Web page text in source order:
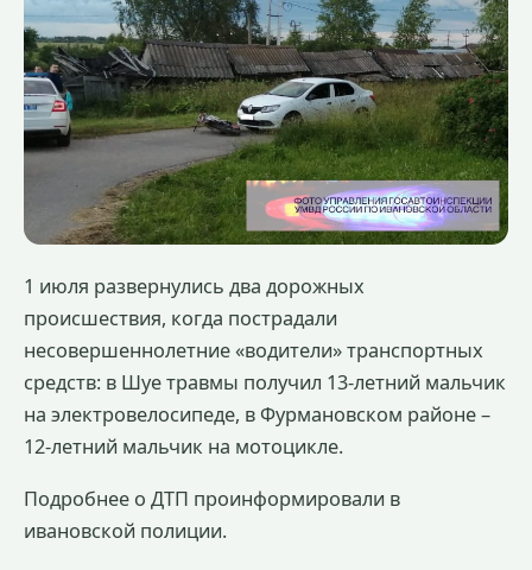
1 июля развернулись два дорожных
происшествия, когда пострадали
несовершеннолетние «водители» транспортных
средств: в Шуе травмы получил 13-летний мальчик
на электровелосипеде, в Фурмановском районе –
12-летний мальчик на мотоцикле.
Подробнее о ДТП проинформировали в
ивановской полиции.